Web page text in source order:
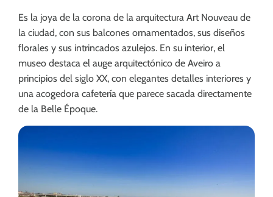
Es la joya de la corona de la arquitectura Art Nouveau de
la ciudad, con sus balcones ornamentados, sus diseños
florales y sus intrincados azulejos. En su interior, el
museo destaca el auge arquitectónico de Aveiro a
principios del siglo XX, con elegantes detalles interiores y
una acogedora cafetería que parece sacada directamente
de la Belle Époque.